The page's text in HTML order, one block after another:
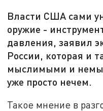
Власти США сами
оружие -
давления, заявил
России, которая и
мыслимыми и
уже просто нечем.
Такое мнение в